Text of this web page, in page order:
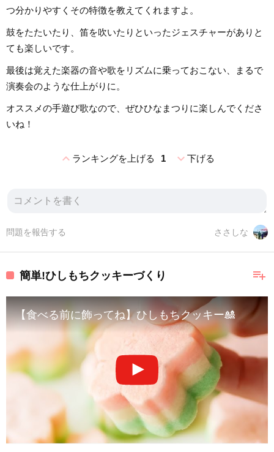
つ分かりやすくその特徴を教えてくれますよ。
鼓をたたいたり、笛を吹いたりといったジェスチャーがありと
ても楽しいです。
最後は覚えた楽器の音や歌をリズムに乗っておこない、まるで
演奏会のような仕上がりに。
オススメの手遊び歌なので、ぜひひなまつりに楽しんでくださ
いね！
expand_lessランキングを上げる 1 expand_more下げる
ささしな
問題を報告する
playlist_add
簡単!ひしもちクッキーづくり
【食べる前に飾ってね】ひしもちクッキー🎎